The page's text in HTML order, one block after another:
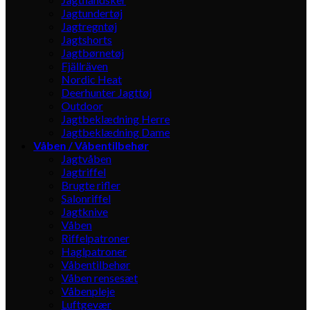
Jagtundertøj
Jagtregntøj
Jagtshorts
Jagtbørnetøj
Fjällräven
Nordic Heat
Deerhunter Jagttøj
Outdoor
Jagtbeklædning Herre
Jagtbeklædning Dame
Våben / Våbentilbehør
Jagtvåben
Jagtriffel
Brugte rifler
Salonriffel
Jagtknive
Våben
Riffelpatroner
Haglpatroner
Våbentilbehør
Våben rensesæt
Våbenpleje
Luftgevær